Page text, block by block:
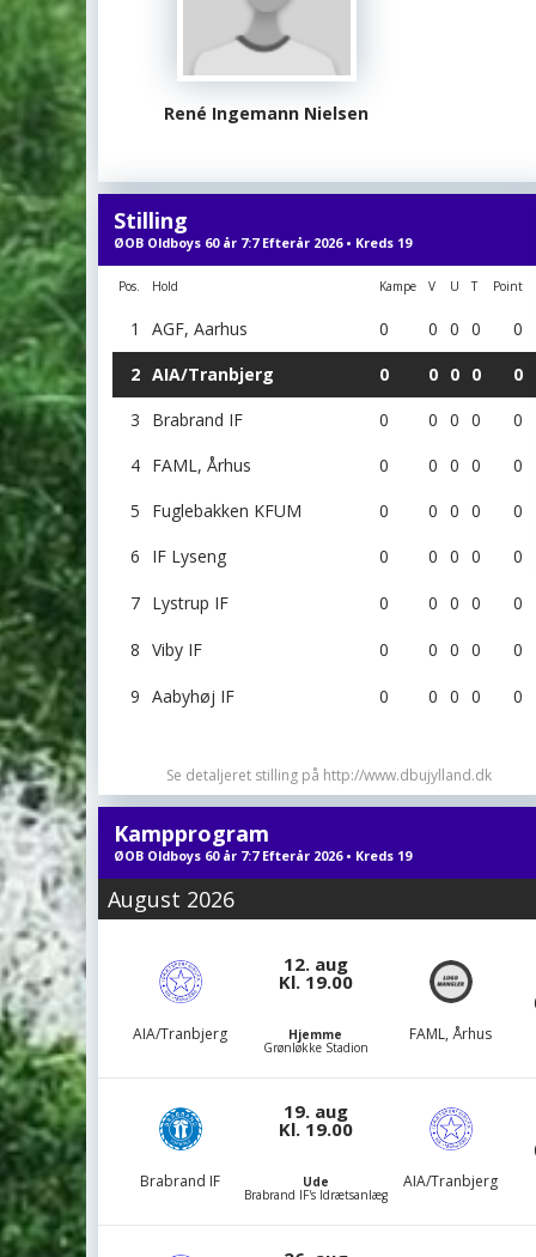
René Ingemann Nielsen
Stilling
ØOB Oldboys 60 år 7:7 Efterår 2026 • Kreds 19
Pos. Hold Kampe V U T Point
1 AGF, Aarhus 0 0 0 0
0
2 AIA/Tranbjerg 0 0 0 0
0
3
Brabrand IF 0 0 0 0
0
4 FAML, Århus 0 0 0 0
0
5
Fuglebakken KFUM 0 0 0 0
0
6
IF Lyseng 0 0 0 0 0
7 Lystrup IF 0 0 0 0 0
8 Viby IF 0 0 0 0 0
9 Aabyhøj IF 0 0 0 0 0
Se detaljeret stilling på http://www.dbujylland.dk
Kampprogram
ØOB Oldboys 60 år 7:7 Efterår 2026 • Kreds 19
August 2026
AIA/Tranbjerg
12. aug
Kl. 19.00
Hjemme
Grønløkke Stadion
FAML, Århus
Brabrand IF
19. aug
Kl. 19.00
Ude
Brabrand IF's Idrætsanlæg
AIA/Tranbjerg